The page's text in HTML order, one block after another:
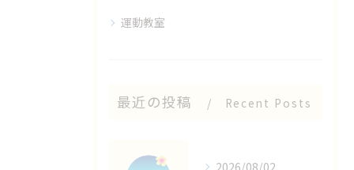
運動教室
最近の投稿 Recent Posts
2026/08/02